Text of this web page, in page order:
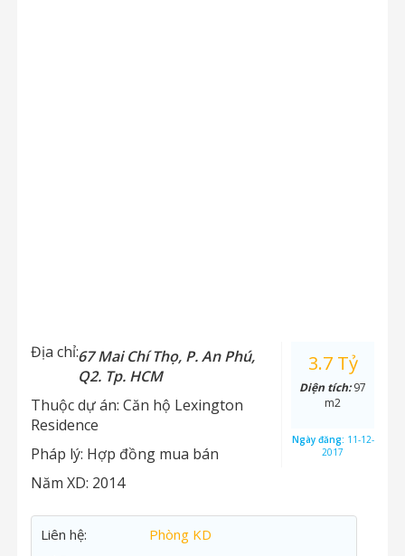
Địa chỉ:67 Mai Chí Thọ, P. An Phú,
Q2. Tp. HCM
Thuộc dự án: Căn hộ Lexington
Residence
Pháp lý: Hợp đồng mua bán
Năm XD: 2014
3.7 Tỷ
Diện tích:97
m2
Ngày đăng: 11-12-
2017
Liên hệ:
Phòng KD